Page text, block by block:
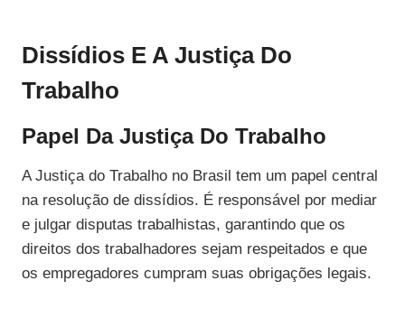
Dissídios E A Justiça Do
Trabalho
Papel Da Justiça Do Trabalho
A Justiça do Trabalho no Brasil tem um papel central
na resolução de dissídios. É responsável por mediar
e julgar disputas trabalhistas, garantindo que os
direitos dos trabalhadores sejam respeitados e que
os empregadores cumpram suas obrigações legais.